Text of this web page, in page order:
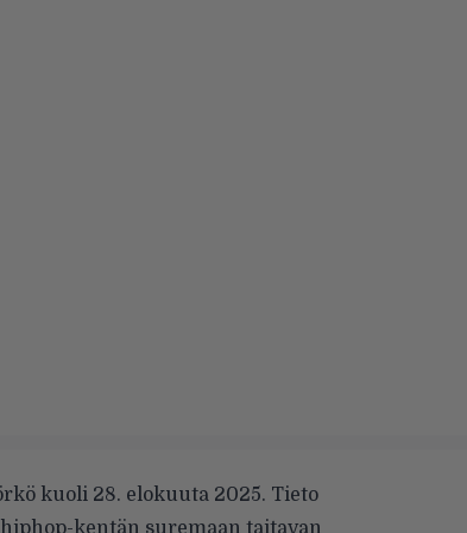
kuoli 28. elokuuta 2025. Tieto
kentän suremaan taitavan